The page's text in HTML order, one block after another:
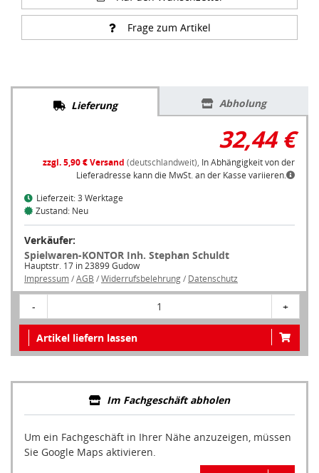
Frage zum Artikel
Lieferung Abholung
32,44 €
zzgl. 5,90 € Versand (deutschlandweit), In Abhängigkeit von der
Lieferadresse kann die MwSt. an der Kasse variieren.
Lieferzeit: 3 Werktage
Zustand: Neu
Verkäufer:
Spielwaren-KONTOR Inh. Stephan Schuldt
Hauptstr. 17 in 23899 Gudow
Impressum/AGB /Widerrufsbelehrung/ Datenschutz
- 1 +
Artikel liefern lassen
Im Fachgeschäft abholen
Um ein Fachgeschäft in Ihrer Nähe anzuzeigen, müssen
Sie Google Maps aktivieren.